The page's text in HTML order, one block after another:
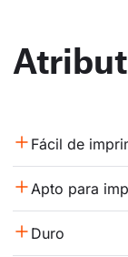
Fácil de
Apto para
Duro